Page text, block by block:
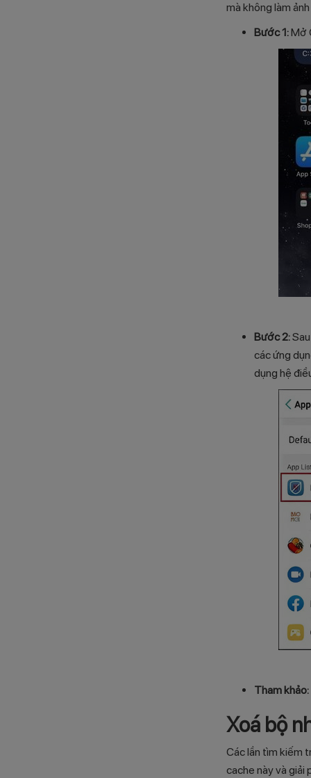
mà không làm
Bước 1:Mở
Bước 2:
các ứng
dụng hệ
Tham khảo:
Xoá bộ
Các lần tìm kiếm
cache này và giải